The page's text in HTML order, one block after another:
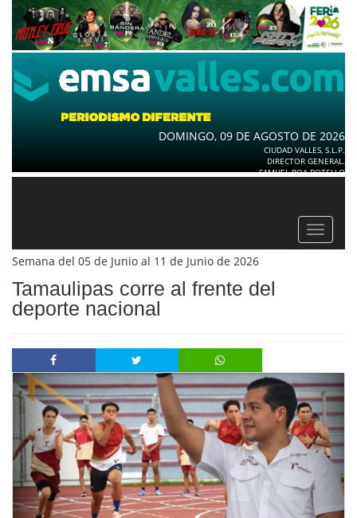
DOMINGO, 09 DE AGOSTO DE 2026
CIUDAD VALLES, S.L.P.
DIRECTOR GENERAL.
SAMUEL ROA BOTELLO
Toggle
Semana del 05 de Junio al 11 de Junio de 2026
Tamaulipas corre al frente del
deporte nacional